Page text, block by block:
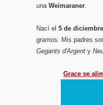
una Weimaraner
Nací el 5 de
gramos. Mis padres
Gegants d'Argent y
Grace se